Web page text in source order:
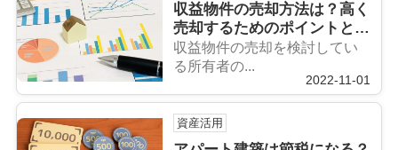
収益物件の売却方法は？高く
売却するためのポイントと手
順やタイミング
収益物件の売却を検討してい
る所有者の...
2022-11-01
資産活用